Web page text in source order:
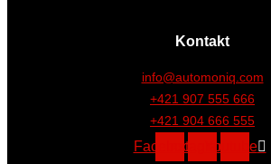
Kontakt
info@automoniq.com
+421 907 555 666
+421 904 666 555
FacebookInstagramYoutube